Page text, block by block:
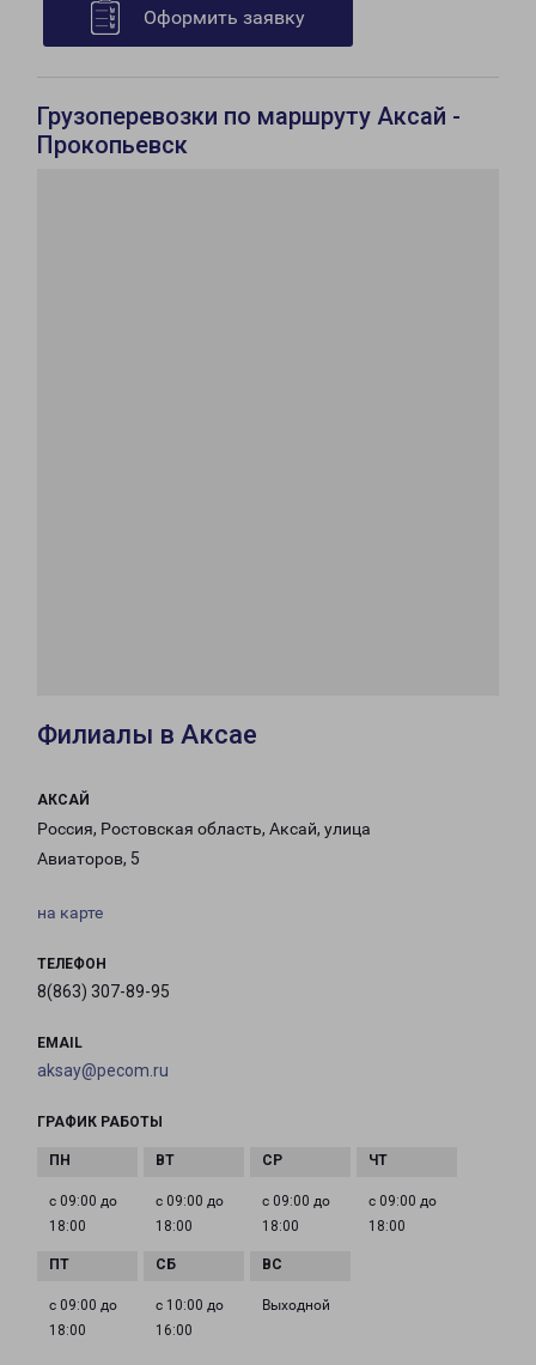
Оформить заявку
Грузоперевозки по маршруту Аксай -
Прокопьевск
Филиалы в Аксае
АКСАЙ
Россия, Ростовская область, Аксай, улица
Авиаторов, 5
на карте
ТЕЛЕФОН
8(863) 307-89-95
EMAIL
aksay@pecom.ru
ГРАФИК РАБОТЫ
с 09:00 до
18:00
с 09:00 до
18:00
с 09:00 до
18:00
с 09:00 до
18:00
с 09:00 до
18:00
с 10:00 до
16:00
Выходной